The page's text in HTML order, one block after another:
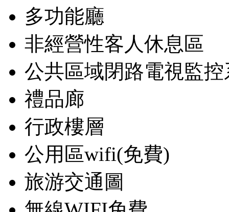
多功能廳
非經營性客人休息區
公共區域閉路電視監控
禮品廊
行政樓層
公用區wifi(免費)
旅游交通圖